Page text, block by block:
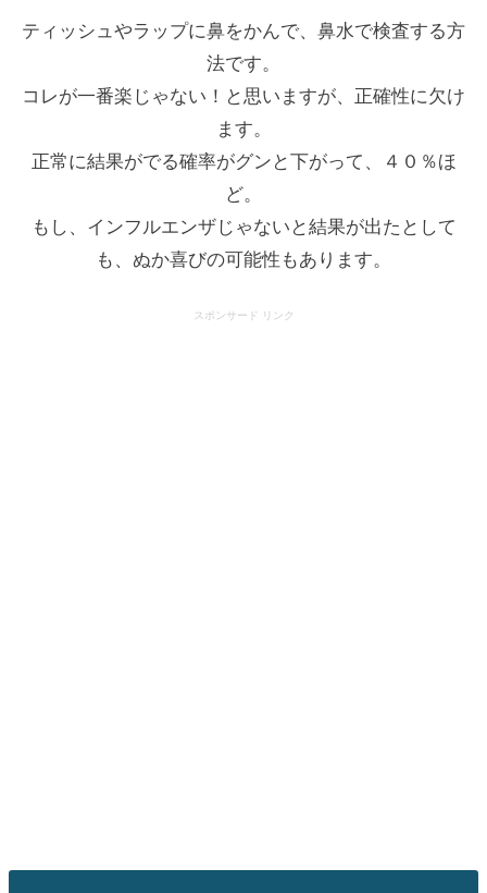
ティッシュやラップに鼻をかんで、鼻水で検査する方
法です。
コレが一番楽じゃない！と思いますが、正確性に欠け
ます。
正常に結果がでる確率がグンと下がって、４０％ほ
ど。
もし、インフルエンザじゃないと結果が出たとして
も、ぬか喜びの可能性もあります。
スポンサード リンク